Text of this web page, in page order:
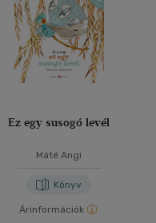
Ez egy susogó levél
Máté Angi
Könyv
Árinformációk